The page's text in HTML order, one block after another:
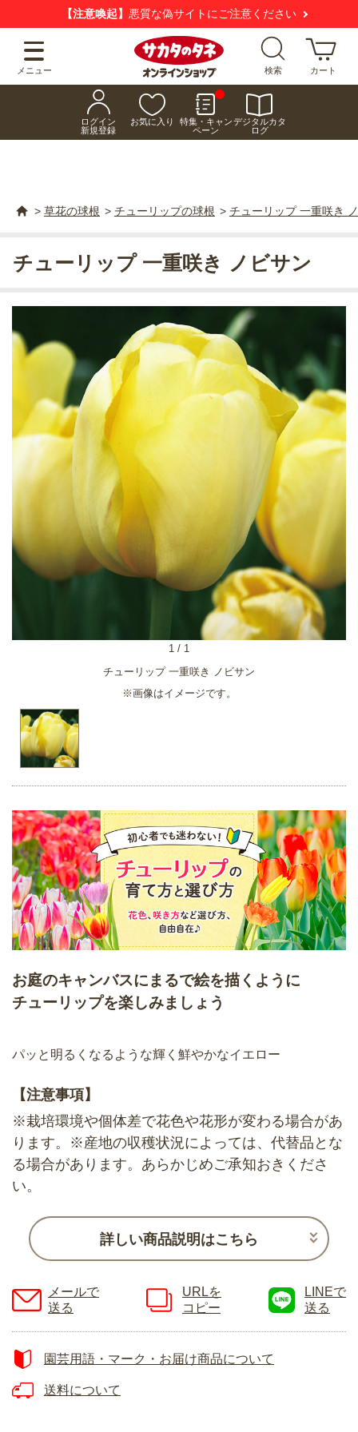
新規会員登録でお得にお買い物いただけます！
メニュー 検索 カート
ログイン
新規登録
お気に入り
特集・キャン
ペーン
デジタルカタ
ログ
> 草花の球根 > チューリップの球根 > チューリップ 一重咲き
チューリップ 一重咲き ノビサン
※画像はイメージです。
1 / 1
チューリップ 一重咲き ノビサン
お庭のキャンバスにまるで絵を描くように
チューリップを楽しみましょう
パッと明るくなるような輝く鮮やかなイエロー
【注意事項】
※栽培環境や個体差で花色や花形が変わる場合があ
ります。※産地の収穫状況によっては、代替品とな
る場合があります。あらかじめご承知おきくださ
い。
詳しい商品説明はこちら
メールで
送る
URLを
コピー
LINEで
送る
園芸用語・マーク・お届け商品について
送料について